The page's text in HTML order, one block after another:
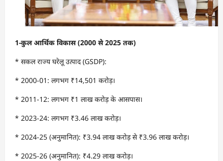
1-कुल आर्थिक विकास (2000 से2025 तक)
* सकल राज्य घरेलू उत्पाद (GSDP):
* 2000-01: लगभग ₹14,501 करोड़।
* 2011-12: लगभग ₹1 लाख करोड़ के आसपास।
* 2023-24: लगभग ₹3.46 लाख करोड़।
* 2024-25 (अनुमानित): ₹3.94 लाख करोड़ से ₹3.96 लाख करोड़।
* 2025-26 (अनुमानित): ₹4.29 लाख करोड़।